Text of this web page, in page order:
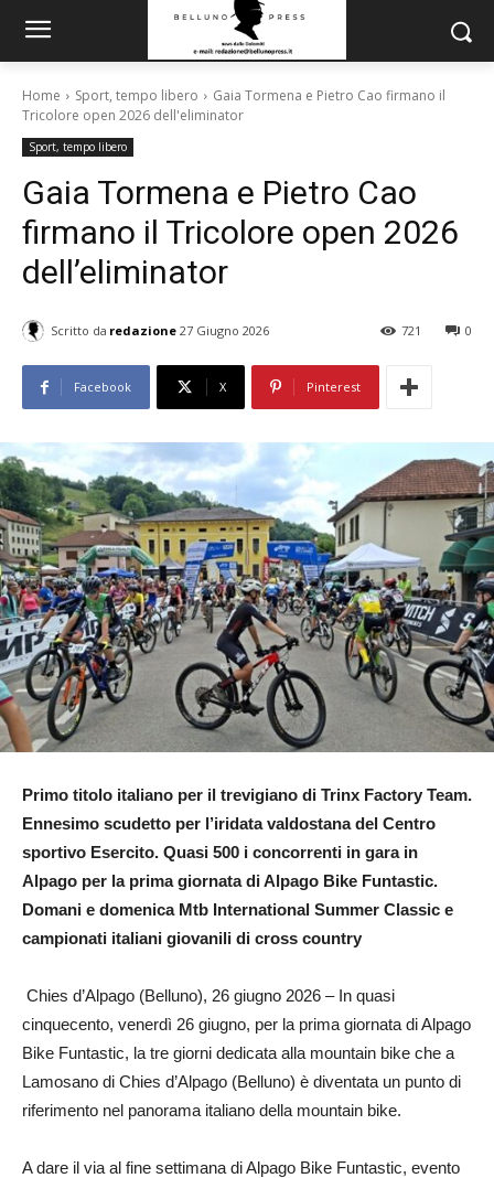
Home Sport, tempo libero
Gaia Tormena e Pietro Cao firmano il
Tricolore open 2026 dell'eliminator
Sport, tempo libero
Gaia Tormena e Pietro Cao
firmano il Tricolore open 2026
dell’eliminator
Scritto da redazione 27 Giugno 2026 0
721
Facebook X Pinterest
Primo titolo italiano per il trevigiano di Trinx Factory Team.
Ennesimo scudetto per l’iridata valdostana del Centro
sportivo Esercito. Quasi 500 i concorrenti in gara in
Alpago per la prima giornata di Alpago Bike Funtastic.
Domani e domenica Mtb International Summer Classic e
campionati italiani giovanili di cross country
Chies d’Alpago (Belluno), 26 giugno 2026 – In quasi
cinquecento, venerdì 26 giugno, per la prima giornata di Alpago
Bike Funtastic, la tre giorni dedicata alla mountain bike che a
Lamosano di Chies d’Alpago (Belluno) è diventata un punto di
riferimento nel panorama italiano della mountain bike.
A dare il via al fine settimana di Alpago Bike Funtastic, evento